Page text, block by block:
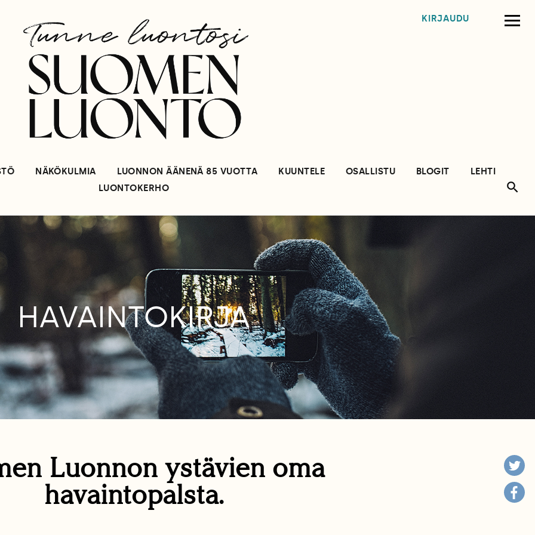
KIRJAUDU
NÄKÖKULMIA LUONNON ÄÄNENÄ 85 VUOTTA KUUNTELE OSALLISTU BLOGIT
LEHTI
LUONTOKERHO
HAVAINTOKIRJA
Luonnon ystävien oma
havaintopalsta.